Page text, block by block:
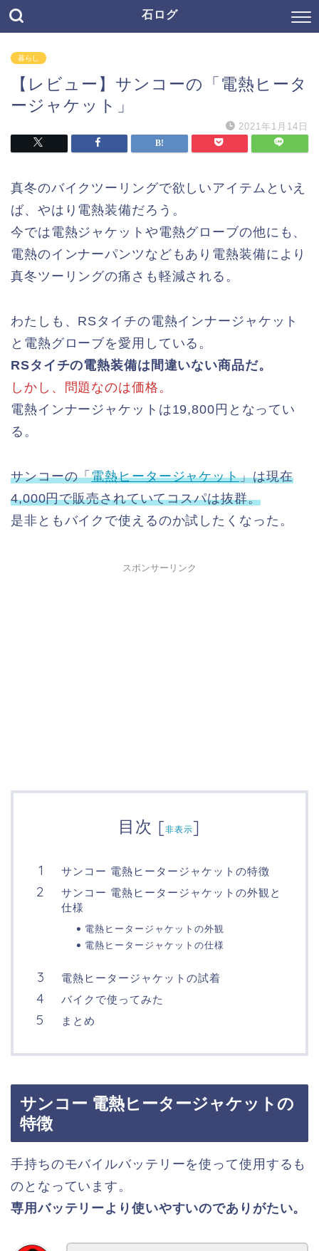
石ログ
暮らし
【レビュー】サンコーの「電熱ヒータ
ージャケット」
2021年1月14日
真冬のバイクツーリングで欲しいアイテムといえ
ば、やはり電熱装備だろう。
今では電熱ジャケットや電熱グローブの他にも、
電熱のインナーパンツなどもあり電熱装備により
真冬ツーリングの痛さも軽減される。
わたしも、RSタイチの電熱インナージャケット
と電熱グローブを愛用している。
RSタイチの電熱装備は間違いない商品だ。
しかし、問題なのは価格。
電熱インナージャケットは19,800円となってい
る。
サンコーの「電熱ヒータージャケット」は現在
4,000円で販売されていてコスパは抜群。
是非ともバイクで使えるのか試したくなった。
スポンサーリンク
目次 [非表示]
サンコー 電熱ヒータージャケットの特徴
サンコー 電熱ヒータージャケットの外観と
仕様
電熱ヒータージャケットの外観
電熱ヒータージャケットの仕様
電熱ヒータージャケットの試着
バイクで使ってみた
まとめ
サンコー 電熱ヒータージャケットの
特徴
手持ちのモバイルバッテリーを使って使用するも
のとなっています。
専用バッテリーより使いやすいのでありがたい。